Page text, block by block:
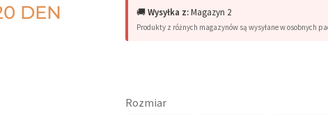
DEN 🚚Wysyłka z:Magazyn 2
Produkty z różnych magazynów są wysyłane w osobnych
Rozmiar